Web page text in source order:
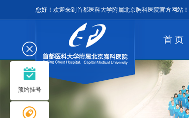
您好！欢迎来到首都医科大学附属北京胸科医院官方网站！
首 页
预约挂号